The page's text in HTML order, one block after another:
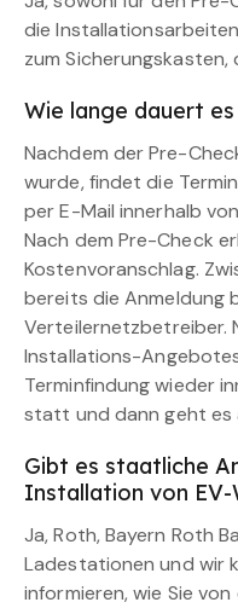
die
zum Sicherungskasten,
Wie lange dauert
Nachdem der Pre-
wurde, findet die
per E-Mail innerhalb
Nach dem Pre-Check
Kostenvoranschlag.
bereits die Anmeldung
Verteilernetzbetreiber.
Installations-
Terminfindung wieder
statt und dann geht es
Gibt es staatliche
Installation von EV-
Ja, Roth, Bayern Roth
Ladestationen und wir
informieren, wie Sie